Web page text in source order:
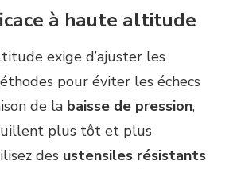
à haute altitude
exige d’ajuster les
pour éviter les échecs
de la baisse de pression,
plus tôt et plus
des ustensiles résistants